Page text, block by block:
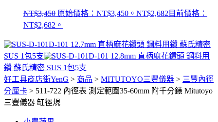
NT$3,450 原始價格：NT$3,450。 NT$2,682 目前價格：
NT$2,682。
D-101 12.7mm 直柄麻花鑽頭 鋼料用鑽 蘇氏精密
SUS 1包5支
D-101 12.8mm 直柄麻花鑽頭 鋼料用
鑽 蘇氏精密 SUS 1包5支
好工具商店街YenG > 商品 > MITUTOYO三豐儀器 > 三豐內徑
分厘卡 > 511-722 內徑表 測定範圍35-60mm 附千分錶 Mitutoyo
三豐儀器 缸徑規